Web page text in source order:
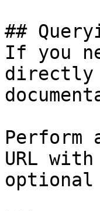
##
If you
directly
Perform
URL
optional